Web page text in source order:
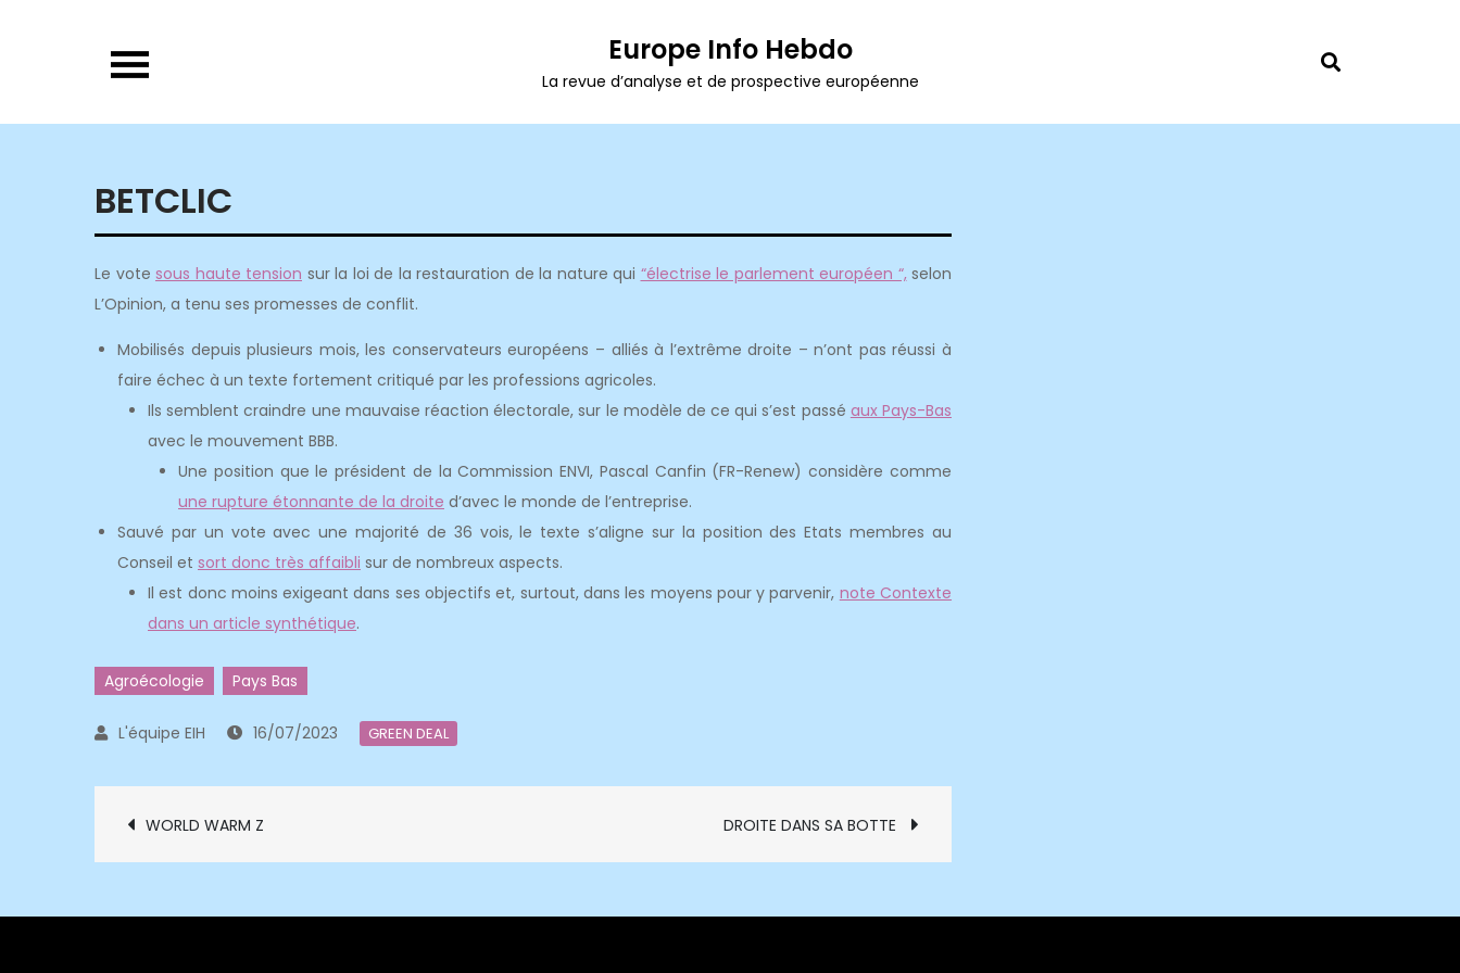
Europe Info Hebdo
La revue d’analyse et de prospective européenne
BETCLIC
Le vote sous haute tension sur la loi de la restauration de la nature qui “électrise le parlement européen “,selon
L’Opinion, a tenu ses promesses de conflit.
Mobilisés depuis plusieurs mois, les conservateurs européens – alliés à l’extrême droite – n’ont pas réussi à
faire échec à un texte fortement critiqué par les professions agricoles.
Ils semblent craindre une mauvaise réaction électorale, sur le modèle de ce qui s’est passé aux Pays-Bas
avec le mouvement BBB.
Une position que le président de la Commission ENVI, Pascal Canfin (FR-Renew) considère comme
une rupture étonnante de la droite d’avec le monde de l’entreprise.
Sauvé par un vote avec une majorité de 36 vois, le texte s’aligne sur la position des Etats membres au
Conseil et sort donc très affaibli sur de nombreux aspects.
Il est donc moins exigeant dans ses objectifs et, surtout, dans les moyens pour y parvenir, note Contexte
dans un article synthétique.
Agroécologie Pays Bas
16/07/2023 GREEN DEAL
Navigation
WORLD WARM Z DROITE DANS SA BOTTE